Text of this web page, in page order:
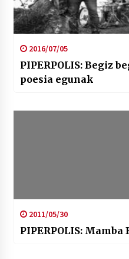
2016/07/05
PIPERPOLIS: Begiz
poesia egunak
2011/05/30
PIPERPOLIS: